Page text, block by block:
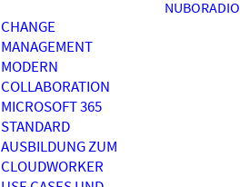
CHANGE
MANAGEMENT
MODERN
COLLABORATION
MICROSOFT 365
STANDARD
AUSBILDUNG ZUM
CLOUDWORKER
NUBORADIO